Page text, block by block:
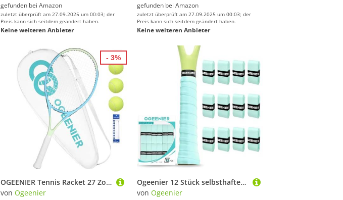
gefunden bei Amazon
zuletzt überprüft am 27.09.2025 um 00:03; der
Preis kann sich seitdem geändert haben.
Keine weiteren Anbieter
gefunden bei Amazon
zuletzt überprüft am 27.09.2025 um 00:03; der
Preis kann sich seitdem geändert haben.
Keine weiteren Anbieter
OGEENIER Tennis Racket 27 Zoll Tennisschläger Damen Herren Tennis Schläger für Erwachsene Anfänger und Freizeitschläger leichte mit 1 Griffband und 3 Bällen und1 Tennis-Vibrationsdämpfer
von Ogeenier
- 3%
Ogeenier 12 Stück selbsthaftendes Tennis Griffband Anti-Rutsch und Anti-Schweiß für Overgrip Tennisschläger, Padel Griffband,Tennis,Badminton,Squashschläger
von Ogeenier